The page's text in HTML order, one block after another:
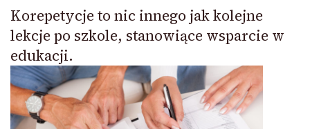
Korepetycje to nic innego jak kolejne
lekcje po szkole, stanowiące wsparcie w
edukacji.